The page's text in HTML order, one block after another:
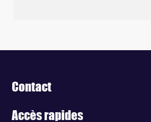
Contact
Accès rapides